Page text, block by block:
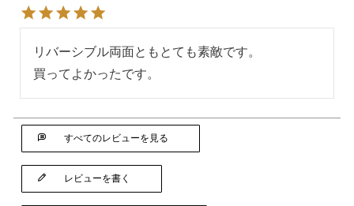
リバーシブル両面ともとても素敵です。
買ってよかったです。
すべてのレビューを見る
レビューを書く